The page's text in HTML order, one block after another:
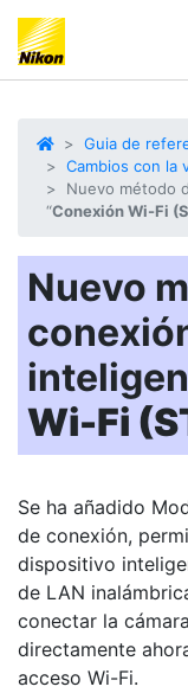
Guia de
Cambios con la
Nuevo método
“Conexión Wi-Fi
Nuevo
Wi-Fi
Se ha añadido
de conexión,
dispositivo
de LAN
conectar la
directamente
acceso Wi-Fi.